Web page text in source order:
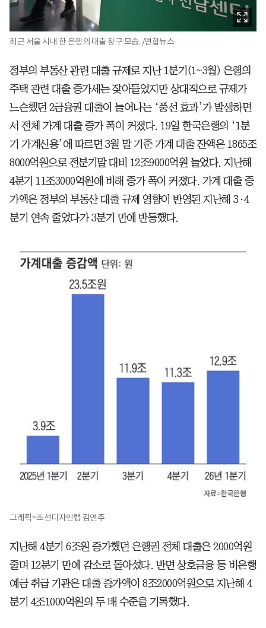
최근 서울 시내 한 은행의 대출 창구 모습. /연합뉴스
정부의 부동산 관련 대출 규제로 지난 1분기(1~3월) 은행의
주택 관련 대출 증가세는 잦아들었지만 상대적으로 규제가
느슨했던 2금융권 대출이 늘어나는 ‘풍선 효과’가 발생하면
서 전체 가계 대출 증가 폭이 커졌다. 19일 한국은행의 ‘1분
기 가계신용’에 따르면 3월 말 기준 가계 대출 잔액은 1865조
8000억원으로 전분기말 대비 12조9000억원 늘었다. 지난해
4분기 11조3000억원에 비해 증가 폭이 커졌다. 가계 대출 증
가액은 정부의 부동산 대출 규제 영향이 반영된 지난해 3·4
분기 연속 줄었다가 3분기 만에 반등했다.
그래픽=조선디자인랩 김연주
지난해 4분기 6조원 증가했던 은행권 전체 대출은 2000억원
줄며 12분기 만에 감소로 돌아섰다. 반면 상호금융 등 비은행
예금 취급 기관은 대출 증가액이 8조2000억원으로 지난해 4
분기 4조1000억원의 두 배 수준을 기록했다.